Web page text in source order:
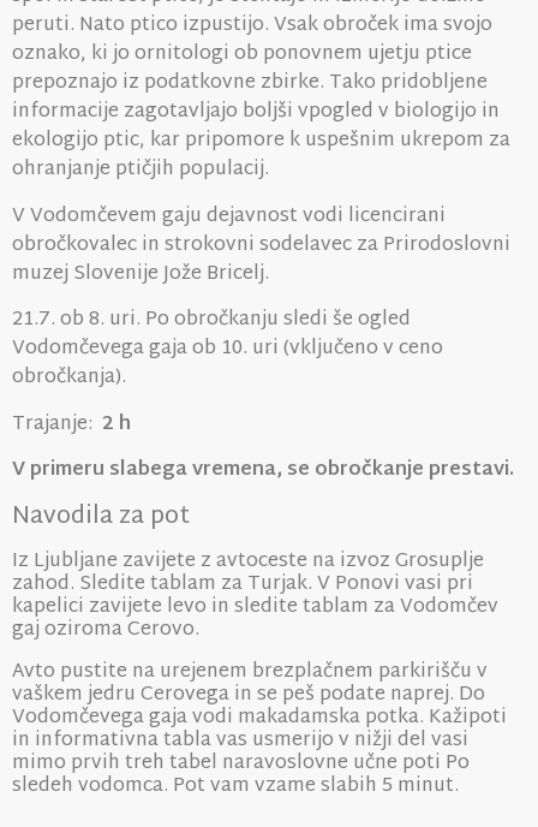
peruti. Nato ptico izpustijo. Vsak obroček ima svojo
oznako, ki jo ornitologi ob ponovnem ujetju ptice
prepoznajo iz podatkovne zbirke. Tako pridobljene
informacije zagotavljajo boljši vpogled v biologijo in
ekologijo ptic, kar pripomore k uspešnim ukrepom za
ohranjanje ptičjih populacij.
V Vodomčevem gaju dejavnost vodi licencirani
obročkovalec in strokovni sodelavec za Prirodoslovni
muzej Slovenije Jože Bricelj.
21.7. ob 8. uri. Po obročkanju sledi še ogled
Vodomčevega gaja ob 10. uri (vključeno v ceno
obročkanja).
Trajanje: 2 h
V primeru slabega vremena, se obročkanje prestavi.
Navodila za pot
Iz Ljubljane zavijete z avtoceste na izvoz Grosuplje
zahod. Sledite tablam za Turjak. V Ponovi vasi pri
kapelici zavijete levo in sledite tablam za Vodomčev
gaj oziroma Cerovo.
Avto pustite na urejenem brezplačnem parkirišču v
vaškem jedru Cerovega in se peš podate naprej. Do
Vodomčevega gaja vodi makadamska potka. Kažipoti
in informativna tabla vas usmerijo v nižji del vasi
mimo prvih treh tabel naravoslovne učne poti Po
sledeh vodomca. Pot vam vzame slabih 5 minut.